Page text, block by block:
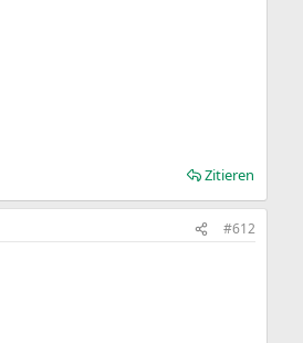
Zitieren
#612